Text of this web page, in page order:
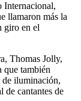
Internacional,
llamaron más la
giro en el
Thomas Jolly,
que también
de iluminación,
de cantantes de